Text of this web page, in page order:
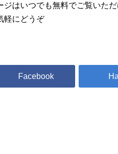
ジはいつでも無料でご覧いた
軽にどうぞ